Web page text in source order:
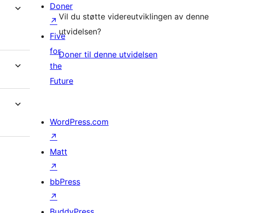
Vil du støtte videreutviklingen av denne
utvidelsen?
Doner til denne utvidelsen
Doner
↗
Five
for
the
Future
WordPress.com
↗
Matt
↗
bbPress
↗